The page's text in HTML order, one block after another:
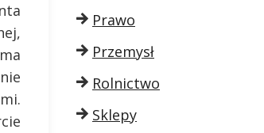
Prawo
Przemysł
Rolnictwo
Sklepy